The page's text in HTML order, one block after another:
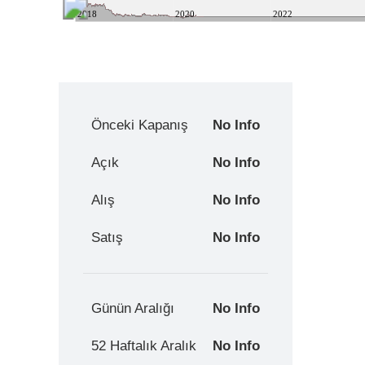
2018 2020 2022
Önceki Kapanış No Info
Açık No Info
Alış No Info
Satış No Info
Günün Aralığı No Info
52 Haftalık Aralık No Info